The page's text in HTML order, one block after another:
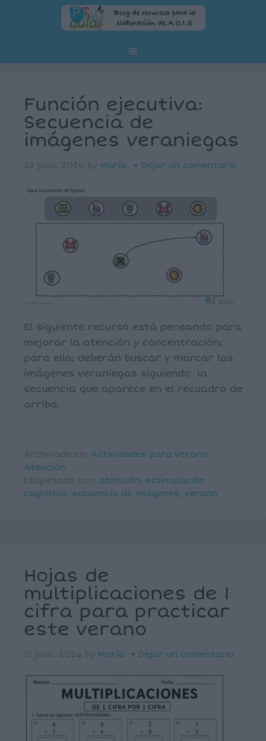
Función ejecutiva:
Secuencia de
imágenes veraniegas
23 julio, 2026 by María Dejar un comentario
El siguiente recurso está pensando para
mejorar la atención y concentración;
para ello; deberán buscar y marcar las
imágenes veraniegas siguiendo la
secuencia que aparece en el recuadro de
arriba.
Archivado en: Actividades para verano,
Atención
Etiquetado con: atención, estimulación
cognitiva, secuencia de imágenes, verano
Hojas de
multiplicaciones de 1
cifra para practicar
este verano
21 julio, 2026 by María Dejar un comentario